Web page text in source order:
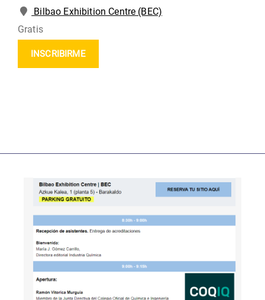
Bilbao Exhibition Centre (BEC)
Gratis
INSCRIBIRME